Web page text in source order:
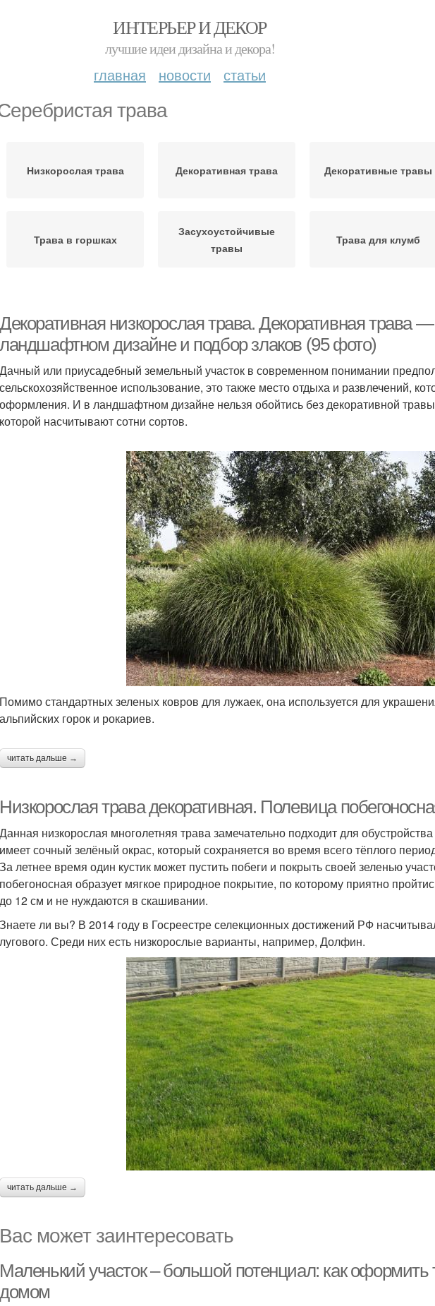
ИНТЕРЬЕР И ДЕКОР
лучшие идеи дизайна и декора!
главная новости статьи
трава
Низкорослая трава Декоративная трава Декоративные травы
Трава в горшках
Засухоустойчивые
травы
Трава для клумб
Декоративная низкорослая трава. Декоративная трава
ландшафтном дизайне и подбор злаков (95 фото)
Дачный или приусадебный земельный участок в современном понимании
сельскохозяйственное использование, это также место отдыха и развлечений,
оформления. И в ландшафтном дизайне нельзя обойтись без декоративной
которой насчитывают сотни сортов.
Помимо стандартных зеленых ковров для лужаек, она используется для
альпийских горок и рокариев.
читать дальше →
Низкорослая трава декоративная. Полевица
Данная низкорослая многолетняя трава замечательно подходит для
имеет сочный зелёный окрас, который сохраняется во время всего тёплого
За летнее время один кустик может пустить побеги и покрыть своей зеленью
побегоносная образует мягкое природное покрытие, по которому приятно
до 12 см и не нуждаются в скашивании.
Знаете ли вы? В 2014 году в Госреестре селекционных достижений РФ
лугового. Среди них есть низкорослые варианты, например, Долфин.
читать дальше →
Вас может заинтересовать
Маленький участок – большой потенциал: как
домом